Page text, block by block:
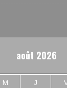
août 2026
M J